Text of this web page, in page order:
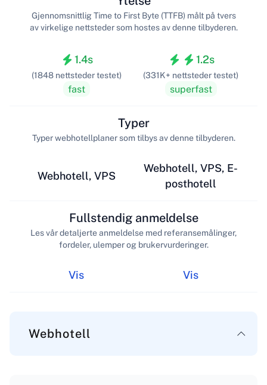
1.4s
(1848 nettsteder testet)
fast
Gjennomsnittlig Time to First Byte (TTFB) målt på tvers
av virkelige nettsteder som hostes av denne tilbyderen.
1.2s
(331K+ nettsteder testet)
superfast
Webhotell, VPS
Typer
Typer webhotellplaner som tilbys av denne tilbyderen.
Webhotell, VPS, E-
posthotell
Vis
Fullstendig anmeldelse
Les vår detaljerte anmeldelse med referansemålinger,
fordeler, ulemper og brukervurderinger.
Vis
Webhotell